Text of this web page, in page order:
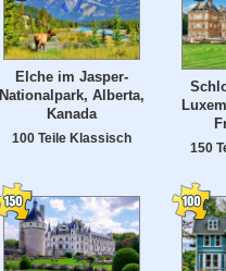
Elche im Jasper-
Nationalpark, Alberta,
Kanada
100 Teile Klassisch
150